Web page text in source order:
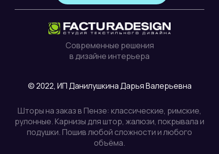
Современные решения
в дизайне интерьера
© 2022, ИП Данилушкина Дарья Валерьевна
Шторы на заказ в Пензе: классические, римские,
рулонные. Карнизы для штор, жалюзи, покрывала и
подушки. Пошив любой сложности и любого
объёма.